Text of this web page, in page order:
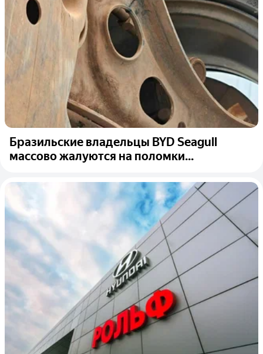
Бразильские владельцы BYD Seagull
массово жалуются на поломки...